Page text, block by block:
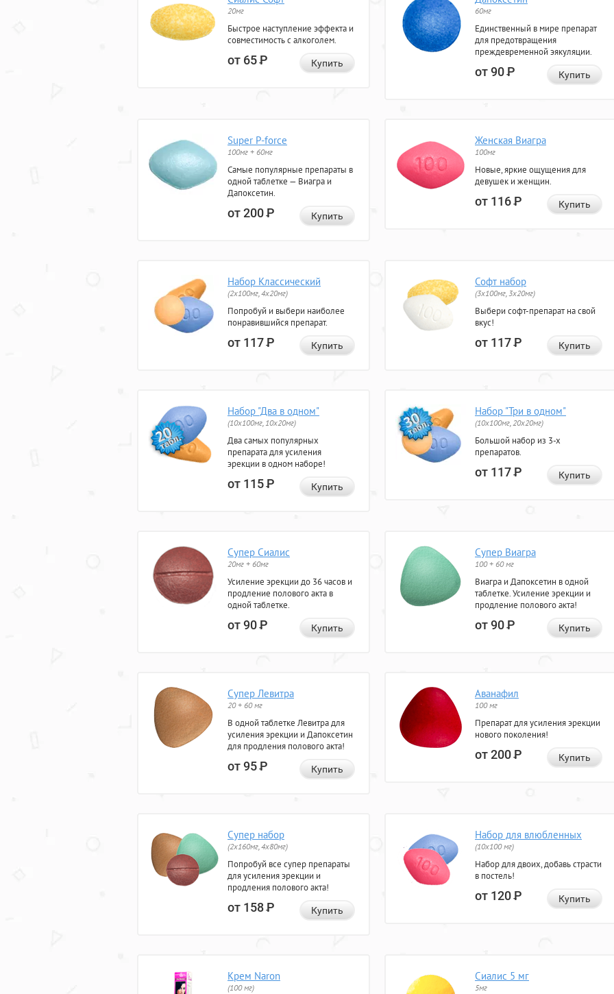
20мг
Быстрое наступление эффекта и
совместимость с алкоголем.
от 65Р Купить
60мг
Единственный в мире препарат
для предотвращения
преждевременной эякуляции.
от 90Р Купить
Super P-force
100мг + 60мг
Самые популярные препараты в
одной таблетке — Виагра и
Дапоксетин.
от 200Р Купить
Женская Виагра
100мг
Новые, яркие ощущения для
девушек и женщин.
от 116Р Купить
Набор Классический
(2x100мг, 4x20мг)
Попробуй и выбери наиболее
понравившийся препарат.
от 117Р Купить
Софт набор
(3x100мг, 3x20мг)
Выбери софт-препарат на свой
вкус!
от 117Р Купить
Набор "Два в одном"
(10x100мг, 10x20мг)
Два самых популярных
препарата для усиления
эрекции в одном наборе!
от 115Р Купить
Набор "Три в одном"
(10x100мг, 20x20мг)
Большой набор из 3-х
препаратов.
от 117Р Купить
Супер Сиалис
20мг + 60мг
Усиление эрекции до 36 часов и
продление полового акта в
одной таблетке.
от 90Р Купить
Супер Виагра
100 + 60 мг
Виагра и Дапоксетин в одной
таблетке. Усиление эрекции и
продление полового акта!
от 90Р Купить
Супер Левитра
20 + 60 мг
В одной таблетке Левитра для
усиления эрекции и Дапоксетин
для продления полового акта!
от 95Р Купить
Аванафил
100 мг
Препарат для усиления эрекции
нового поколения!
от 200Р Купить
Супер набор
(2х160мг, 4х80мг)
Попробуй все супер препараты
для усиления эрекции и
продления полового акта!
от 158Р Купить
Набор для влюбленных
(10х100 мг)
Набор для двоих, добавь страсти
в постель!
от 120Р Купить
Крем Naron
(100 мг)
Сиалис 5 мг
5мг